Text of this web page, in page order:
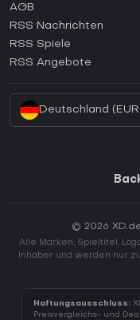
Wie aktiviert man einen
Wie aktiviert man
Wie aktiviert man einen
AGB
RSS Nachrichten
RSS Spiele
RSS Angebote
Deutschland
© 2026
Alle Marken, Spieltitel,
Inhaber und werden nur
Haftungsausschluss:
Preisvergleichs- und